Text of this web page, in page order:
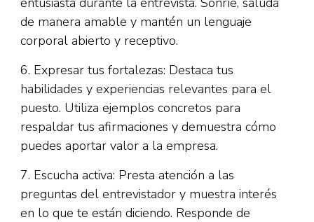
de manera amable y mantén un lenguaje
corporal abierto y receptivo.
6. Expresar tus fortalezas: Destaca tus
habilidades y experiencias relevantes para el
puesto. Utiliza ejemplos concretos para
respaldar tus afirmaciones y demuestra cómo
puedes aportar valor a la empresa.
7. Escucha activa: Presta atención a las
preguntas del entrevistador y muestra interés
en lo que te están diciendo. Responde de